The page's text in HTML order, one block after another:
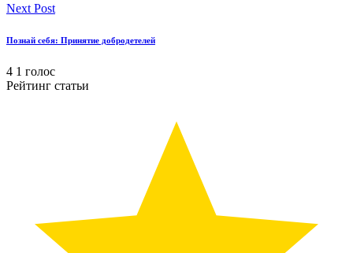
Next Post
Познай себя: Принятие добродетелей
4 1 голос
Рейтинг статьи